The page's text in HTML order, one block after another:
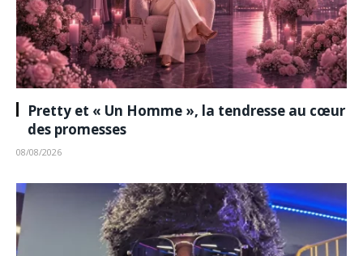
Pretty et « Un Homme », la tendresse au cœur
des promesses
08/08/2026